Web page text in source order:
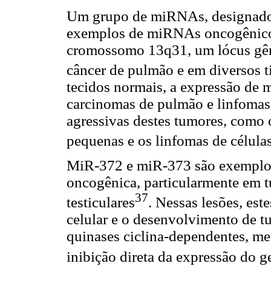
Um grupo de miRNAs,
exemplos de miRNAs
cromossomo 13q31, um lócus
câncer de pulmão e em diversos
tecidos normais, a expressão de
carcinomas de pulmão e
agressivas destes tumores,
pequenas e os linfomas de
MiR-372 e miR-373 são
oncogênica, particularmente em
testiculares37. Nessas lesões,
celular e o desenvolvimento de
quinases ciclina-dependentes,
inibição direta da expressão do